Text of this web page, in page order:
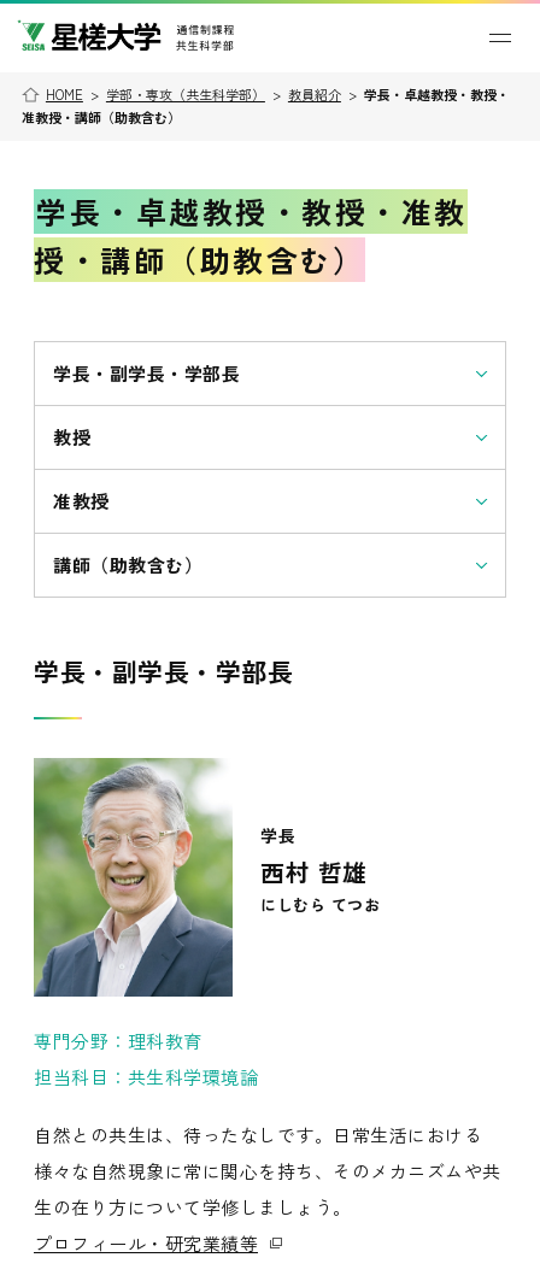
HOME > 学部・専攻（共生科学部） > 教員紹介> 学長・卓越教授・教授・
准教授・講師（助教含む）
学長・卓越教授・教授・准教
授・講師（助教含む）
学長・副学長・学部長
教授
准教授
講師（助教含む）
学長・副学長・学部長
学長
西村 哲雄
にしむら てつお
専門分野：理科教育
担当科目：共生科学環境論
自然との共生は、待ったなしです。日常生活における
様々な自然現象に常に関心を持ち、そのメカニズムや共
生の在り方について学修しましょう。
プロフィール・研究業績等